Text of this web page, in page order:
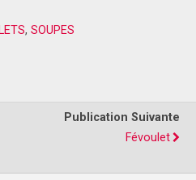
, SOUPES
Publication Suivante
Févoulet